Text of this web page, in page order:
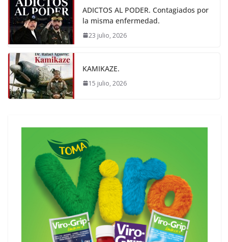
ADICTOS AL PODER. Contagiados por
la misma enfermedad.
23 julio, 2026
KAMIKAZE.
15 julio, 2026